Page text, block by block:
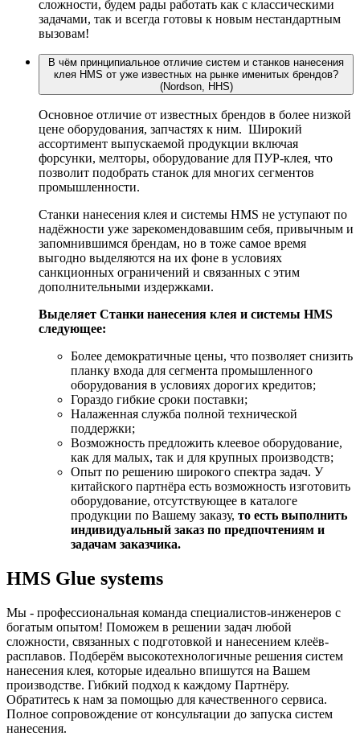
сложности, будем рады работать как с классическими
задачами, так и всегда готовы к новым нестандартным
вызовам!
В чём принципиальное отличие систем и станков нанесения
клея HMS от уже известных на рынке именитых брендов?
(Nordson, HHS)
Основное отличие от известных брендов в более низкой
цене оборудования, запчастях к ним. Широкий
ассортимент выпускаемой продукции включая
форсунки, мелторы, оборудование для ПУР-клея, что
позволит подобрать станок для многих сегментов
промышленности.
Станки нанесения клея и системы HMS не уступают по
надёжности уже зарекомендовавшим себя, привычным и
запомнившимся брендам, но в тоже самое время
выгодно выделяются на их фоне в условиях
санкционных ограничений и связанных с этим
дополнительными издержками.
Выделяет Станки нанесения клея и системы HMS
следующее:
Более демократичные цены, что позволяет снизить
планку входа для сегмента промышленного
оборудования в условиях дорогих кредитов;
Гораздо гибкие сроки поставки;
Налаженная служба полной технической
поддержки;
Возможность предложить клеевое оборудование,
как для малых, так и для крупных производств;
Опыт по решению широкого спектра задач. У
китайского партнёра есть возможность изготовить
оборудование, отсутствующее в каталоге
продукции по Вашему заказу, то есть выполнить
индивидуальный заказ по предпочтениям и
задачам заказчика.
HMS Glue systems
Мы - профессиональная команда специалистов-инженеров с
богатым опытом! Поможем в решении задач любой
сложности, связанных с подготовкой и нанесением клеёв-
расплавов. Подберём высокотехнологичные решения систем
нанесения клея, которые идеально впишутся на Вашем
производстве. Гибкий подход к каждому Партнёру.
Обратитесь к нам за помощью для качественного сервиса.
Полное сопровождение от консультации до запуска систем
нанесения.